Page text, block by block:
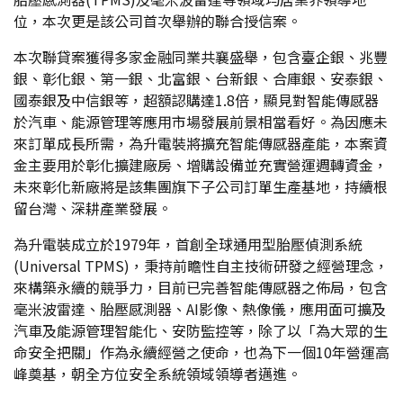
位，本次更是該公司首次舉辦的聯合授信案。
本次聯貸案獲得多家金融同業共襄盛舉，包含臺企銀、兆豐
銀、彰化銀、第一銀、北富銀、台新銀、合庫銀、安泰銀、
國泰銀及中信銀等，超額認購達1.8倍，顯見對智能傳感器
於汽車、能源管理等應用市場發展前景相當看好。為因應未
來訂單成長所需，為升電裝將擴充智能傳感器產能，本案資
金主要用於彰化擴建廠房、增購設備並充實營運週轉資金，
未來彰化新廠將是該集團旗下子公司訂單生產基地，持續根
留台灣、深耕產業發展。
為升電裝成立於1979年，首創全球通用型胎壓偵測系統
(Universal TPMS)，秉持前瞻性自主技術研發之經營理念，
來構築永續的競爭力，目前已完善智能傳感器之佈局，包含
毫米波雷達、胎壓感測器、AI影像、熱像儀，應用面可擴及
汽車及能源管理智能化、安防監控等，除了以「為大眾的生
命安全把關」作為永續經營之使命，也為下一個10年營運高
峰奠基，朝全方位安全系統領域領導者邁進。